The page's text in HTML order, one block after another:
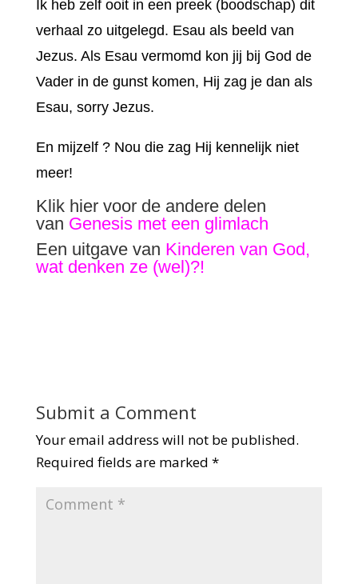
Ik heb zelf ooit in een preek (boodschap) dit
verhaal zo uitgelegd. Esau als beeld van
Jezus. Als Esau vermomd kon jij bij God de
Vader in de gunst komen, Hij zag je dan als
Esau, sorry Jezus.
En mijzelf ? Nou die zag Hij kennelijk niet
meer!
Klik hier voor de andere delen
van Genesis met een glimlach
Een uitgave van Kinderen van God,
wat denken ze (wel)?!
Submit a Comment
Your email address will not be published.
Required fields are marked *